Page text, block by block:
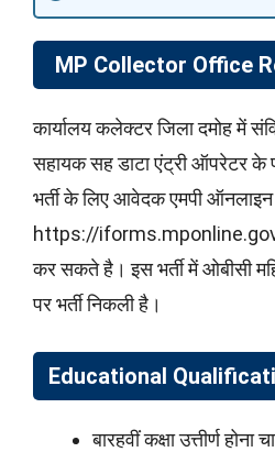
MP Collector Office
कार्यालय कलेक्टर जिला दमोह में
सहायक सह डाटा एंट्री ऑपरेटर के
भर्ती के लिए आवेदक एमपी
https://
कर सकते है। इस भर्ती में ओबीसी
पर भर्ती निकली है।
Educational
बारहवीं कक्षा उत्तीर्ण होना